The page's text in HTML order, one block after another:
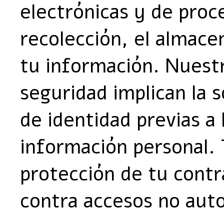
electrónicas y de
recolección, el
tu información.
seguridad implican la
de identidad previas
información personal.
protección de tu
contra accesos no